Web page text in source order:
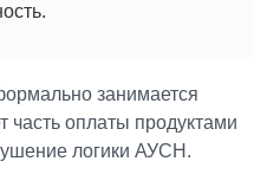
занимается
часть оплаты продуктами
логики АУСН.